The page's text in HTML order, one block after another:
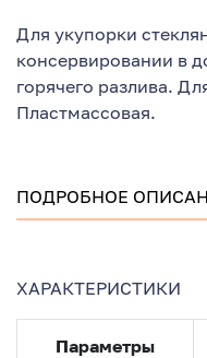
Для укупорки
консервировании в
горячего разлива.
Пластмассовая.
ПОДРОБНОЕ
ХАРАКТЕРИСТИКИ
Параметры